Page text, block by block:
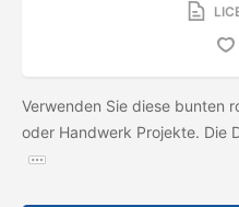
Verwenden Sie diese bunten
oder Handwerk Projekte. Die